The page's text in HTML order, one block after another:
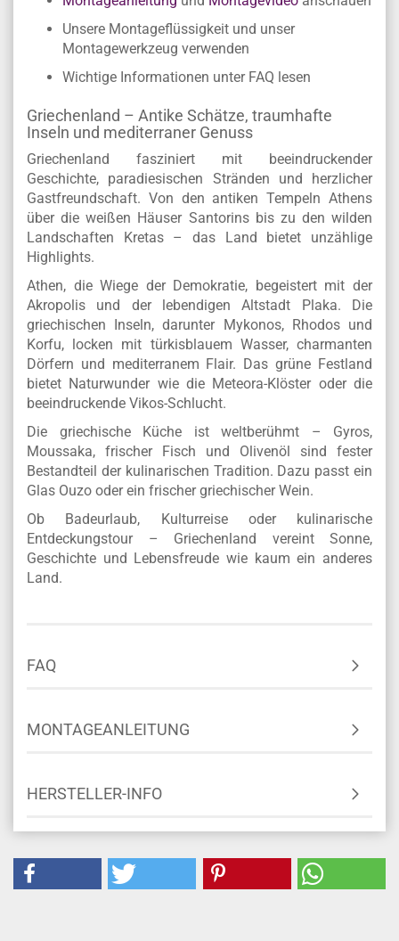
Unsere Montageflüssigkeit und unser
Montagewerkzeug verwenden
Wichtige Informationen unter FAQ lesen
Griechenland – Antike Schätze, traumhafte
Inseln und mediterraner Genuss
Griechenland fasziniert mit beeindruckender
Geschichte, paradiesischen Stränden und herzlicher
Gastfreundschaft. Von den antiken Tempeln Athens
über die weißen Häuser Santorins bis zu den wilden
Landschaften Kretas – das Land bietet unzählige
Highlights.
Athen, die Wiege der Demokratie, begeistert mit der
Akropolis und der lebendigen Altstadt Plaka. Die
griechischen Inseln, darunter Mykonos, Rhodos und
Korfu, locken mit türkisblauem Wasser, charmanten
Dörfern und mediterranem Flair. Das grüne Festland
bietet Naturwunder wie die Meteora-Klöster oder die
beeindruckende Vikos-Schlucht.
Die griechische Küche ist weltberühmt – Gyros,
Moussaka, frischer Fisch und Olivenöl sind fester
Bestandteil der kulinarischen Tradition. Dazu passt ein
Glas Ouzo oder ein frischer griechischer Wein.
Ob Badeurlaub, Kulturreise oder kulinarische
Entdeckungstour – Griechenland vereint Sonne,
Geschichte und Lebensfreude wie kaum ein anderes
Land.
FAQ
MONTAGEANLEITUNG
HERSTELLER-INFO